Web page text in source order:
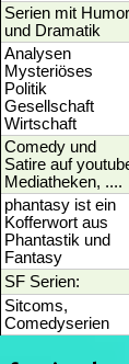
Serien mit Humor
und Dramatik
Analysen
Mysteriöses
Politik
Gesellschaft
Wirtschaft
Comedy und
Satire auf
Mediatheken, ....
phantasy ist ein
Kofferwort aus
Phantastik und
Fantasy
SF Serien:
Sitcoms,
Comedyserien